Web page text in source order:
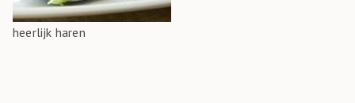
heerlijk haren